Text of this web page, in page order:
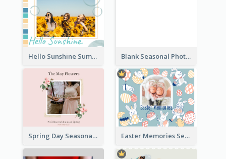
Hello Sunshine Summer Holidays Seasonal Photo Book Blank Seasonal Photo Book
Spring Day Seasonal Photo Book Easter Memories Seasonal Photo Book